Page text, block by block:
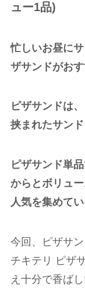
ュー1品)
忙しいお昼に
ザサンドがおす
ピザサンドは
挟まれたサンド
ピザサンド単
からとボリュ
人気を集めてい
今回、ピザサ
チキテリ ピザ
え十分で香ば